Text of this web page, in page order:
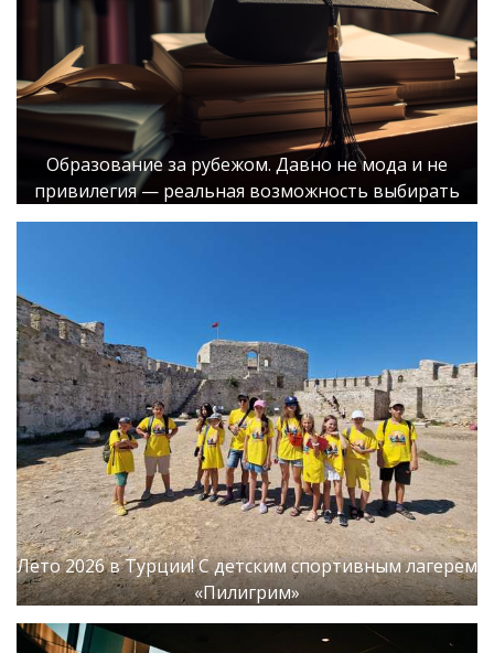
Образование за рубежом. Давно не мода и не
привилегия — реальная возможность выбирать
Лето 2026 в Турции! С детским спортивным лагерем
«Пилигрим»